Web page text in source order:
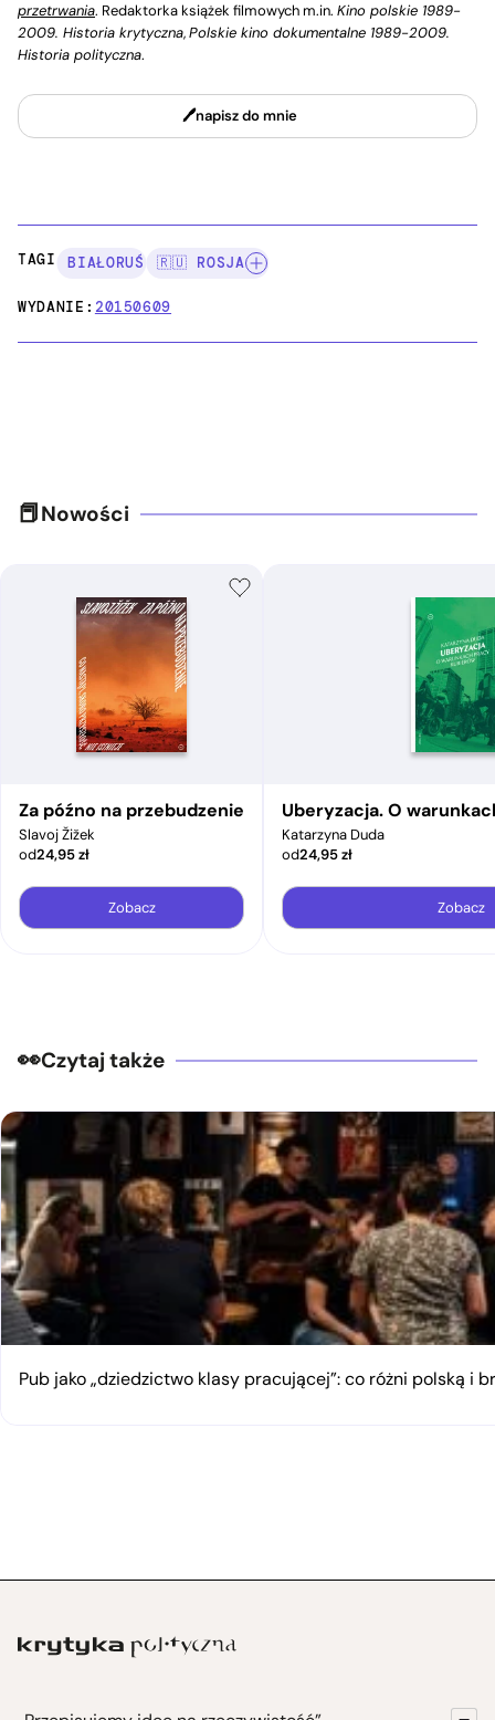
przetrwania. Redaktorka książek filmowych m.in. Kino polskie 1989-
2009. Historia krytyczna,Polskie kino dokumentalne 1989-2009.
Historia polityczna.
napisz do mnie
TAGI: BIAŁORUŚ 🇷🇺 ROSJA
WYDANIE:20150609
Nowości
Za późno na przebudzenie
Slavoj Žižek
od24,95zł
Zobacz
Uberyzacja. O
Katarzyna Duda
od24,95zł
Zobacz
Czytaj także
Pub jako „dziedzictwo klasy pracującej”: co różni polską i